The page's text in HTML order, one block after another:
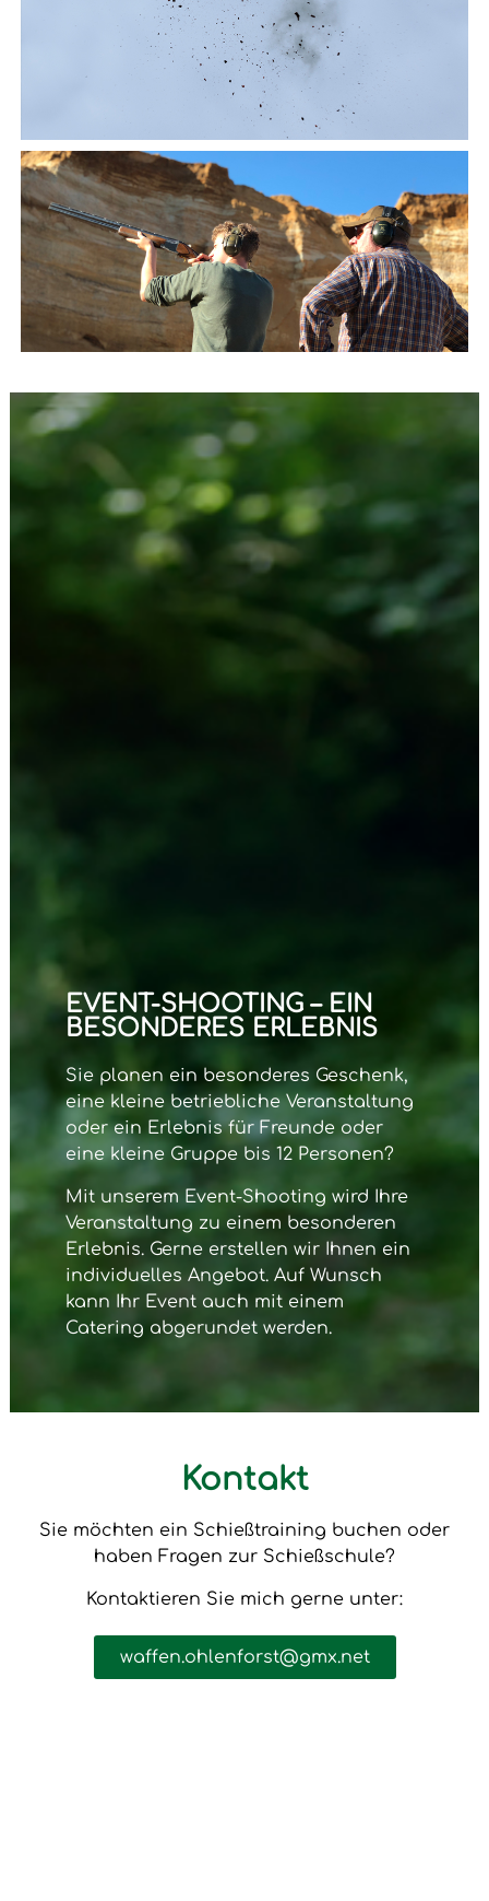
EVENT-SHOOTING – EIN
BESONDERES ERLEBNIS
Sie planen ein besonderes Geschenk,
eine kleine betriebliche Veranstaltung
oder ein Erlebnis für Freunde oder
eine kleine Gruppe bis 12 Personen?
Mit unserem Event-Shooting wird Ihre
Veranstaltung zu einem besonderen
Erlebnis. Gerne erstellen wir Ihnen ein
individuelles Angebot. Auf Wunsch
kann Ihr Event auch mit einem
Catering abgerundet werden.
Kontakt
Sie möchten ein Schießtraining buchen oder
haben Fragen zur Schießschule?
Kontaktieren Sie mich gerne unter:
waffen.ohlenforst@gmx.net